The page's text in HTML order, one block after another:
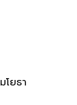
โยธา